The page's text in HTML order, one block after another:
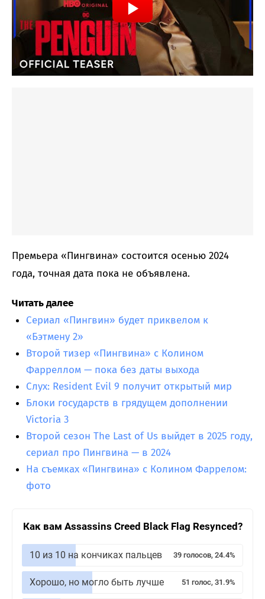
Премьера «Пингвина» состоится осенью 2024
года, точная дата пока не объявлена.
Читать далее
Сериал «Пингвин» будет приквелом к
«Бэтмену 2»
Второй тизер «Пингвина» с Колином
Фарреллом — пока без даты выхода
Слух: Resident Evil 9 получит открытый мир
Блоки государств в грядущем дополнении
Victoria 3
Второй сезон The Last of Us выйдет в 2025 году,
сериал про Пингвина — в 2024
На съемках «Пингвина» с Колином Фаррелом:
фото
Как вам Assassins Creed Black Flag Resynced?
10 из 10 на кончиках пальцев 39 голосов, 24.4%
Хорошо, но могло быть лучше 51 голос, 31.9%